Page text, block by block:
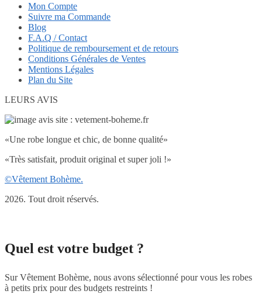
Mon Compte
Suivre ma Commande
Blog
F.A.Q / Contact
Politique de remboursement et de retours
Conditions Générales de Ventes
Mentions Légales
Plan du Site
LEURS AVIS
«Une robe longue et chic, de bonne qualité»
«Très satisfait, produit original et super joli !»
©Vêtement Bohème.
2026. Tout droit réservés.
Quel est votre budget ?
Sur Vêtement Bohème, nous avons sélectionné pour vous les robes
à petits prix pour des budgets restreints !